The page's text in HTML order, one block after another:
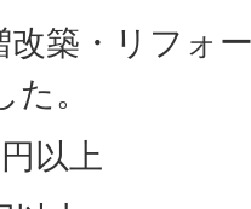
改築・リフォ
。
以上